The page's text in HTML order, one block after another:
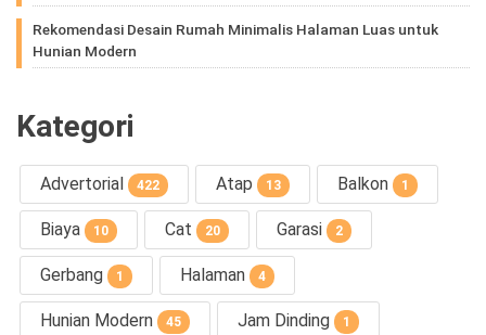
Rekomendasi Desain Rumah Minimalis Halaman Luas untuk
Hunian Modern
Kategori
Advertorial 422 Atap 13 Balkon 1
Biaya 10 Cat 20 Garasi 2
Gerbang 1 Halaman 4
Hunian Modern 45 Jam Dinding 1